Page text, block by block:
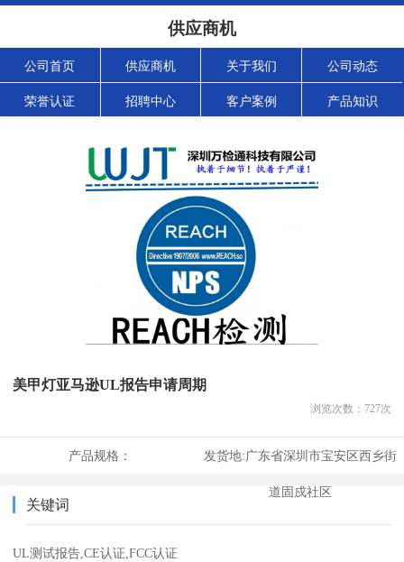
供应商机
公司首页 供应商机 关于我们 公司动态
荣誉认证 招聘中心 客户案例 产品知识
美甲灯亚马逊UL报告申请周期
浏览次数： 727次
产品规格： 发货地:广东省深圳市宝安区西乡街
道固戍社区
关键词
UL测试报告,CE认证,FCC认证